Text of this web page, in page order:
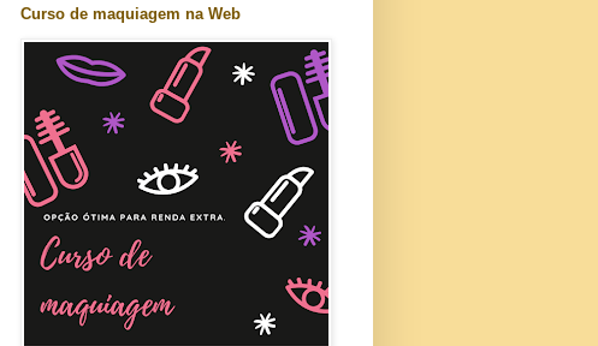
Curso de maquiagem na Web